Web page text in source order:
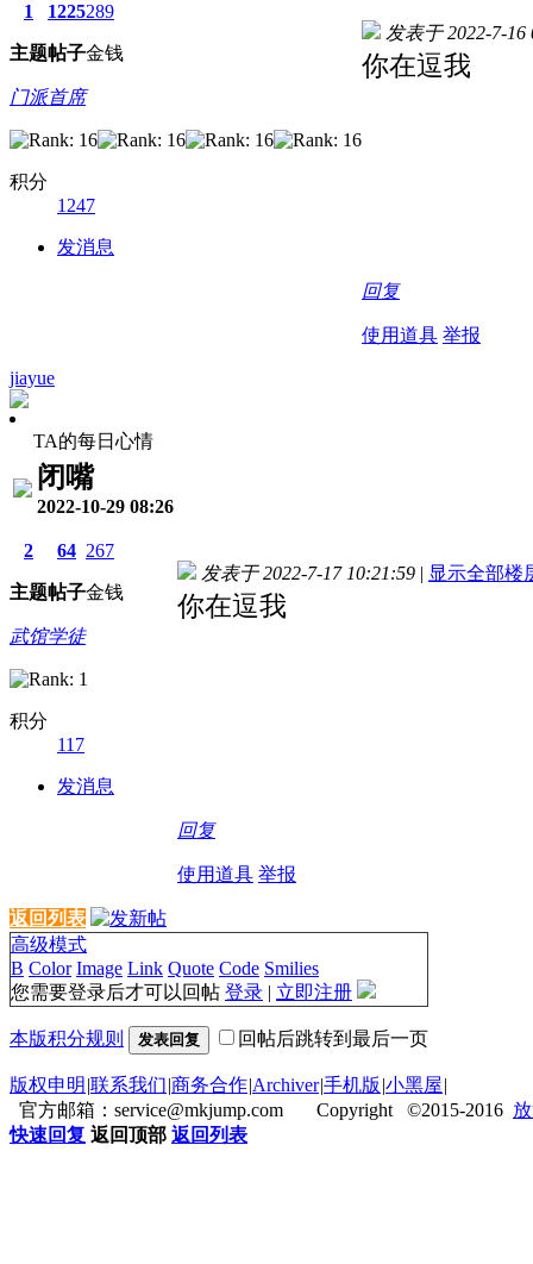
1
主题
1225
帖子
289
金钱
门派首席
积分
1247
发消息
发表于 2022-7-16
你在逗我
回复
使用道具 举报
jiayue
TA的每日心情
闭嘴
2022-10-29 08:26
2
主题
64
帖子
267
金钱
武馆学徒
积分
117
发消息
发表于 2022-7-17 10:21:59 | 显示全部楼
你在逗我
回复
使用道具 举报
返回列表
高级模式
B Color Image Link Quote Code Smilies
您需要登录后才可以回帖 登录 | 立即注册
本版积分规则 发表回复 回帖后跳转到最后一页
版权申明 |联系我们|商务合作|Archiver|手机版 |小黑屋|
官方邮箱：service@mkjump.com Copyright ©2015-2016
快速回复 返回顶部 返回列表